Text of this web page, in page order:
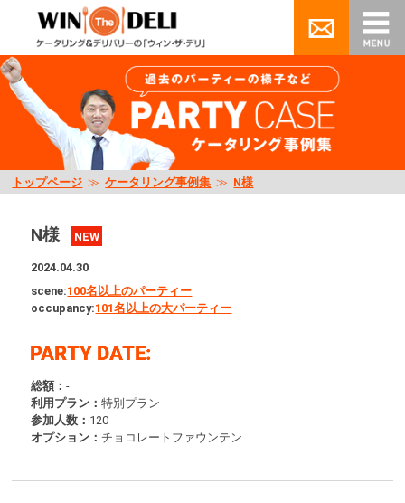
トップページ ≫ケータリング事例集 ≫ N様
N様 NEW
2024.04.30
scene:100名以上のパーティー
occupancy:101名以上の大パーティー
総額：-
利用プラン：特別プラン
参加人数： 120
オプション：チョコレートファウンテン